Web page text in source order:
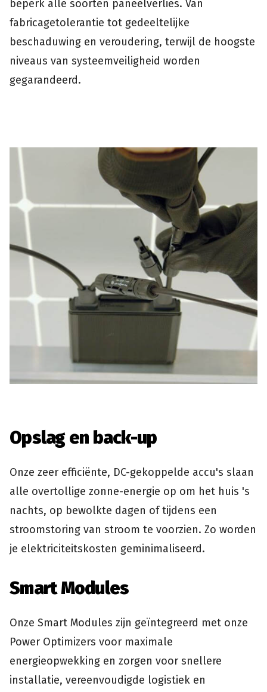
beperk alle soorten paneelverlies. Van
fabricagetolerantie tot gedeeltelijke
beschaduwing en veroudering, terwijl de hoogste
niveaus van systeemveiligheid worden
gegarandeerd.
Opslag en back-up
Onze zeer efficiënte, DC-gekoppelde accu's slaan
alle overtollige zonne-energie op om het huis 's
nachts, op bewolkte dagen of tijdens een
stroomstoring van stroom te voorzien. Zo worden
je elektriciteitskosten geminimaliseerd.
Smart Modules
Onze Smart Modules zijn geïntegreerd met onze
Power Optimizers voor maximale
energieopwekking en zorgen voor snellere
installatie, vereenvoudigde logistiek en